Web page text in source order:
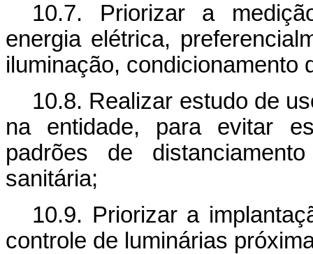
10.7. Priorizar a
energia elétrica,
iluminação, condicionamento
10.8. Realizar estudo de
na entidade, para evitar
padrões de
sanitária;
10.9. Priorizar a
controle de luminárias